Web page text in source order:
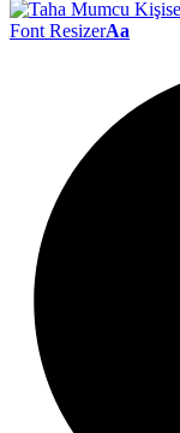
Font ResizerAa